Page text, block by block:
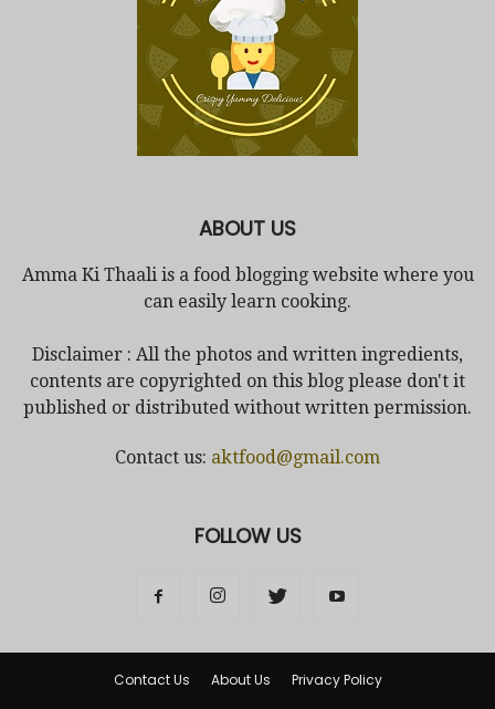
ABOUT US
Amma Ki Thaali is a food blogging website where you
can easily learn cooking.
Disclaimer : All the photos and written ingredients,
contents are copyrighted on this blog please don't it
published or distributed without written permission.
Contact us: aktfood@gmail.com
FOLLOW US
Contact Us About Us Privacy Policy